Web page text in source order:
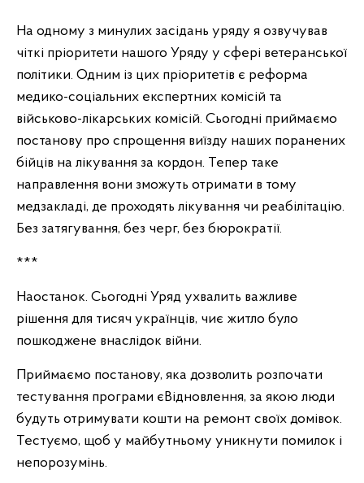
На одному з минулих засідань уряду я озвучував
чіткі пріоритети нашого Уряду у сфері ветеранської
політики. Одним із цих пріоритетів є реформа
медико-соціальних експертних комісій та
військово-лікарських комісій. Сьогодні приймаємо
постанову про спрощення виїзду наших поранених
бійців на лікування за кордон. Тепер таке
направлення вони зможуть отримати в тому
медзакладі, де проходять лікування чи реабілітацію.
Без затягування, без черг, без бюрократії.
***
Наостанок. Сьогодні Уряд ухвалить важливе
рішення для тисяч українців, чиє житло було
пошкоджене внаслідок війни.
Приймаємо постанову, яка дозволить розпочати
тестування програми єВідновлення, за якою люди
будуть отримувати кошти на ремонт своїх домівок.
Тестуємо, щоб у майбутньому уникнути помилок і
непорозумінь.